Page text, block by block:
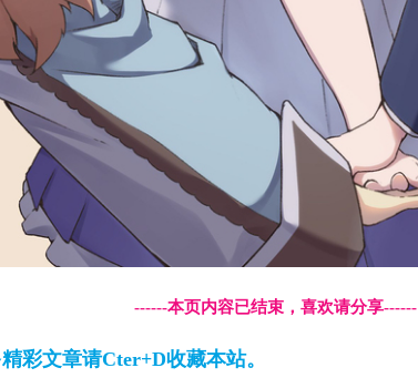
------本页内容已结束，喜欢请分享------
彩文章请Cter+D收藏本站。